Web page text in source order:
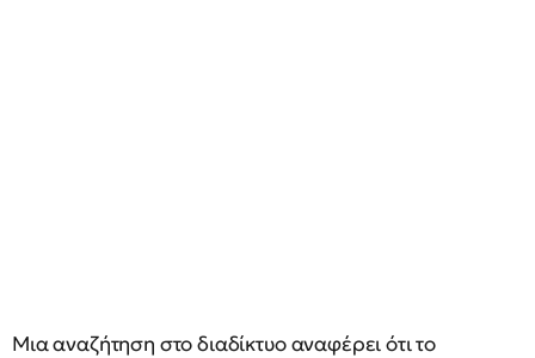
Μια αναζήτηση στο διαδίκτυο αναφέρει ότι το